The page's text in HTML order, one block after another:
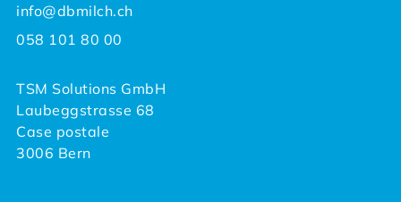
info@dbmilch.ch
058 101 80 00
TSM Solutions GmbH
Laubeggstrasse 68
Case postale
3006 Bern